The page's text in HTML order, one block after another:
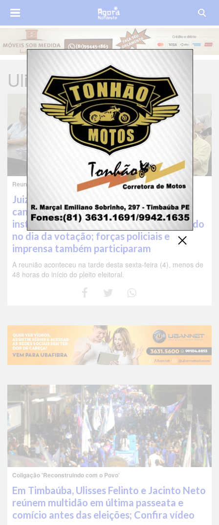
Ulisses Felinto
Reunião dos candidatos a prefeito com a Justiça Eleitoral
Juiz eleitoral se reúne com os quatro
candidatos a prefeito de Timbaúba para
instruções sobre o que permitido e proibido
no dia da votação; forças policiais e
imprensa também participaram
A reunião aconteceu na tarde desta sexta-feira (4), menos de
48 horas do início do pleito eleitoral.
Coligação 'Reconstruindo com o Povo'
Em Timbaúba, Ulisses Felinto e Jacinto Neto
reúnem multidão em última passeata e
comício antes das eleições; Confira vídeo